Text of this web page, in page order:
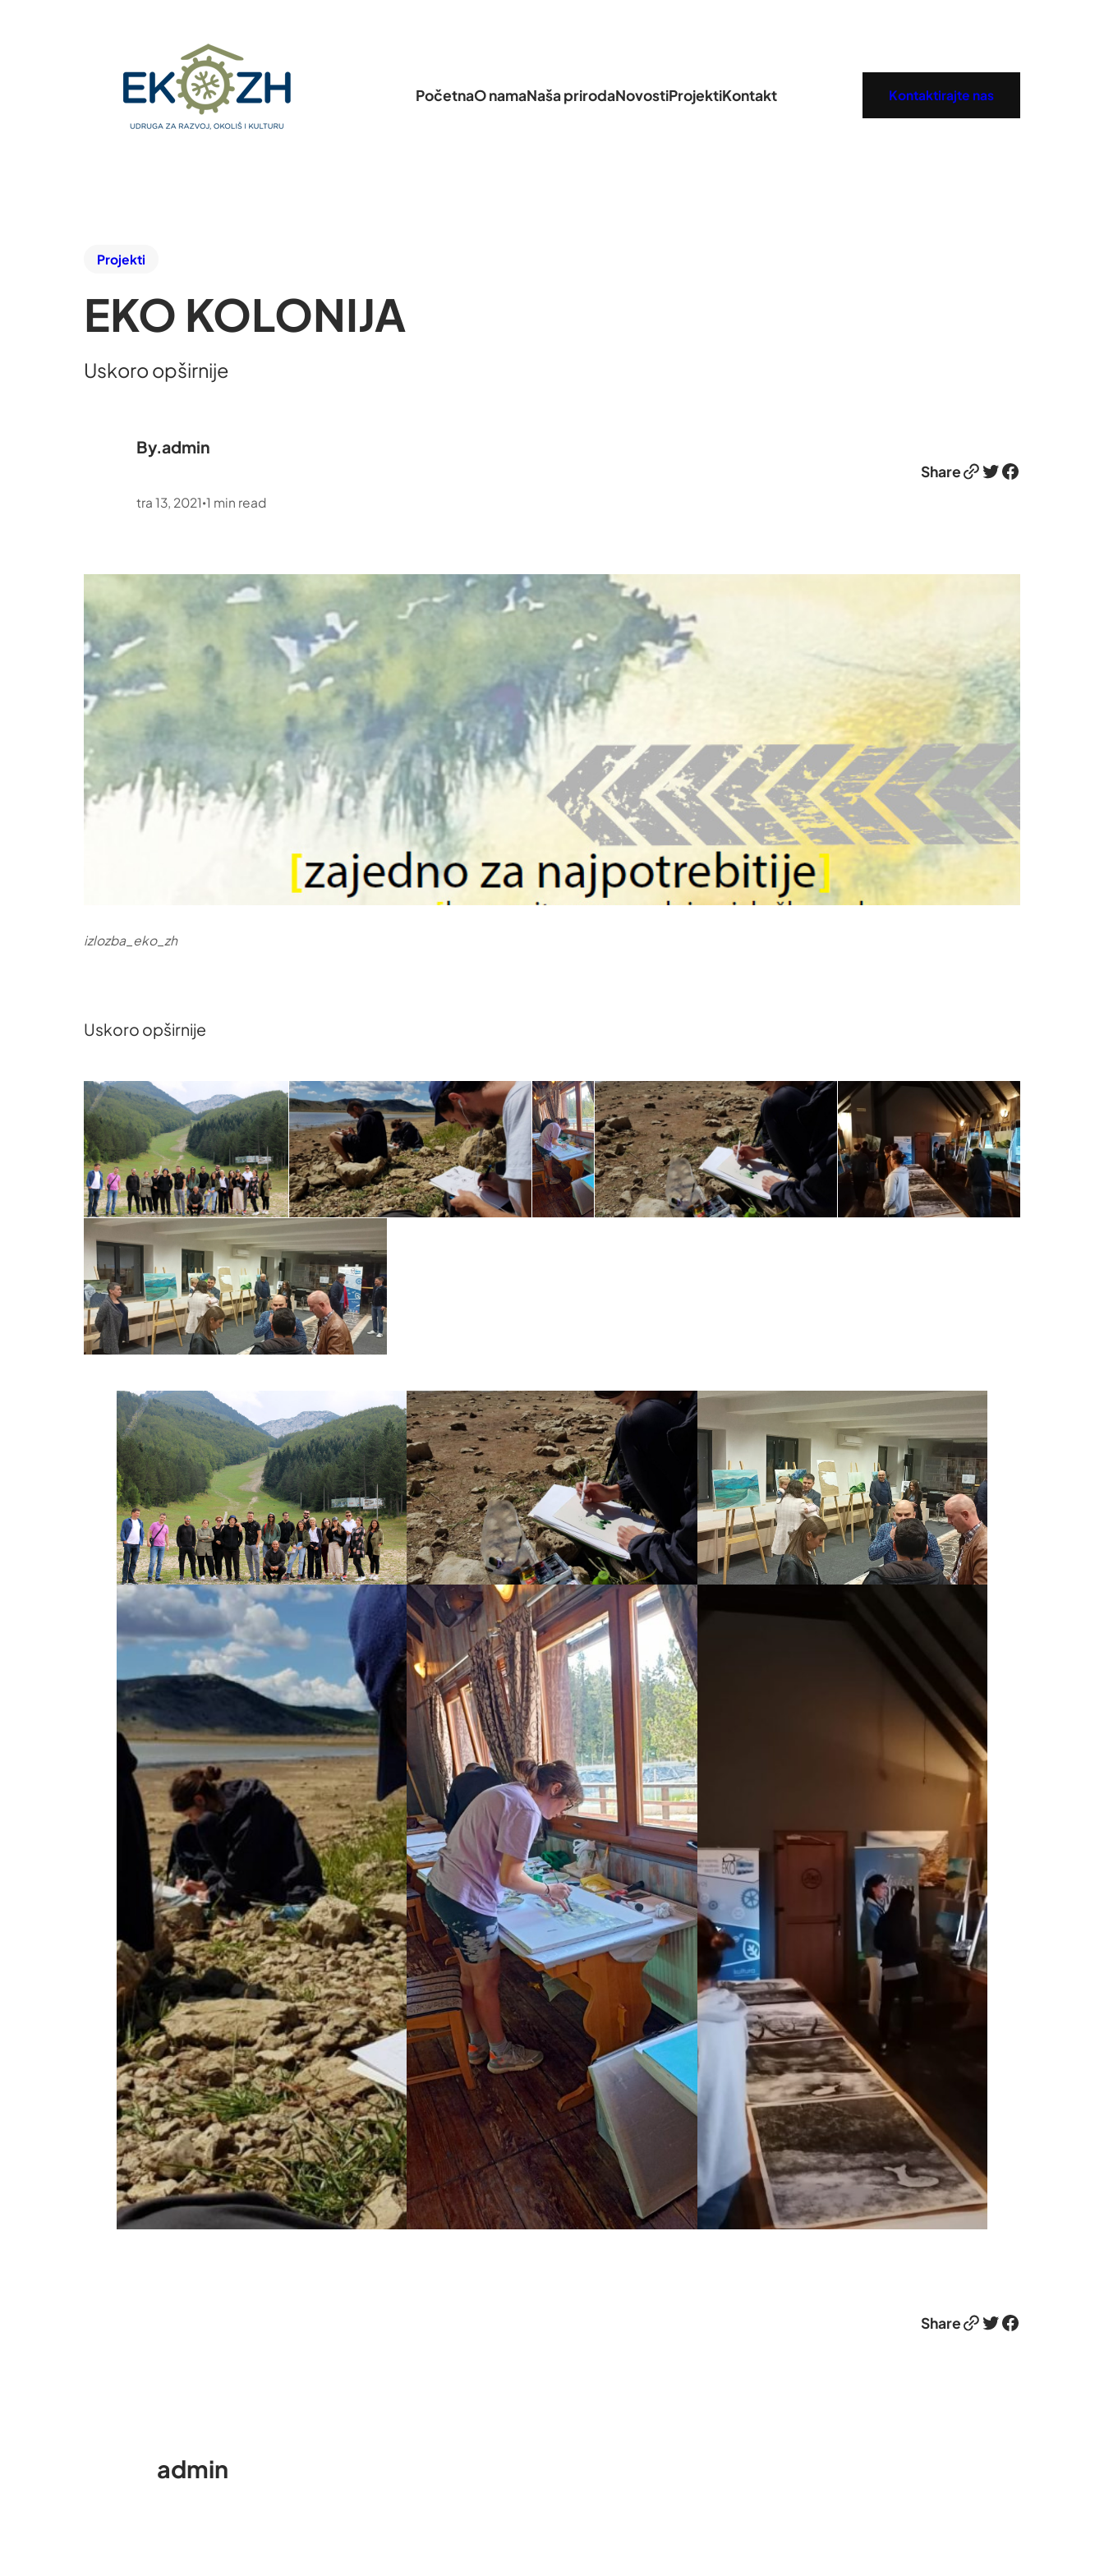
PočetnaO namaNaša prirodaNovostiProjektiKontakt Kontaktirajte nas
Projekti
EKO KOLONIJA
Uskoro opširnije
By.admin
tra 13, 2021 •1 min read
ShareLink Twitter Facebook
izlozba_eko_zh
Uskoro opširnije
ShareLink Twitter Facebook
admin